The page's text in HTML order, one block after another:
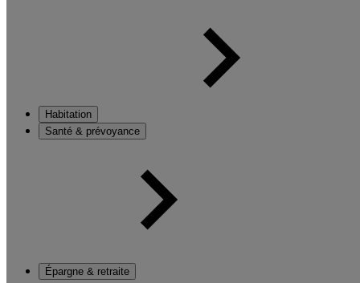
Habitation
Santé & prévoyance
Épargne & retraite